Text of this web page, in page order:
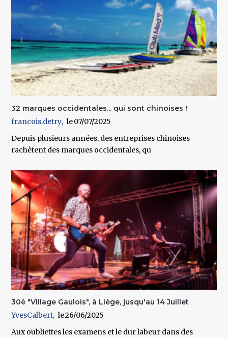
32 marques occidentales... qui sont chinoises !
francois.detry
07/07/2025
Depuis plusieurs années, des entreprises chinoises
rachètent des marques occidentales, qu
30è "Village Gaulois", à Liège, jusqu'au 14 Juillet
YvesCalbert
26/06/2025
Aux oubliettes les examens et le dur labeur dans des